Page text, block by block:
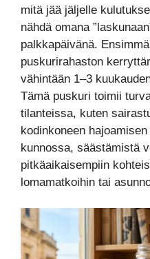
mitä jää jäljelle
nähdä omana
palkkapäivänä.
puskurirahaston
vähintään 1–3
Tämä puskuri toimii
tilanteissa, kuten
kodinkoneen
kunnossa, säästämistä
pitkäaikaisempiin
lomamatkoihin tai